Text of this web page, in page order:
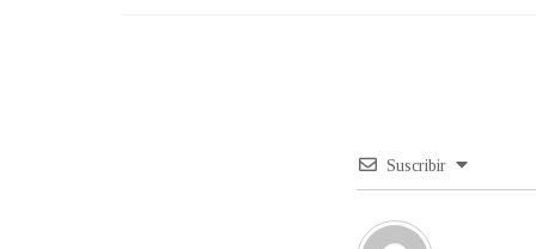
Suscribir